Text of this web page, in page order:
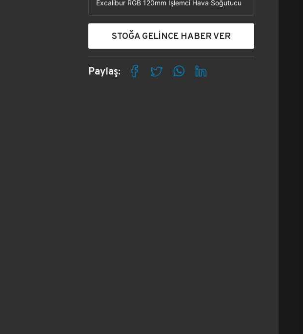
Excalibur RGB 120mm İşlemci Hava Soğutucu
STOĞA GELİNCE HABER VER
Paylaş: